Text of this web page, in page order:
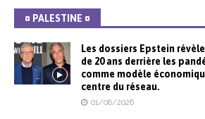
¤ PALESTINE ¤
Les dossiers Epstein
de 20 ans derrière les
comme modèle
centre du réseau.
01/08/2026